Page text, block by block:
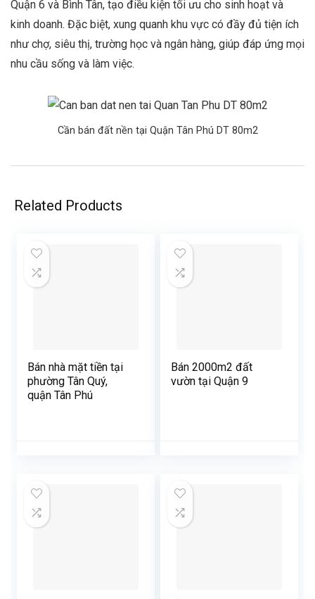
Quận 6 và Bình Tân, tạo điều kiện tối ưu cho sinh hoạt và
kinh doanh. Đặc biệt, xung quanh khu vực có đầy đủ tiện ích
như chợ, siêu thị, trường học và ngân hàng, giúp đáp ứng mọi
nhu cầu sống và làm việc.
Cần bán đất nền tại Quận Tân Phú DT 80m2
Related Products
Bán nhà mặt tiền tại
phường Tân Quý,
quận Tân Phú
Bán 2000m2 đất
vườn tại Quận 9